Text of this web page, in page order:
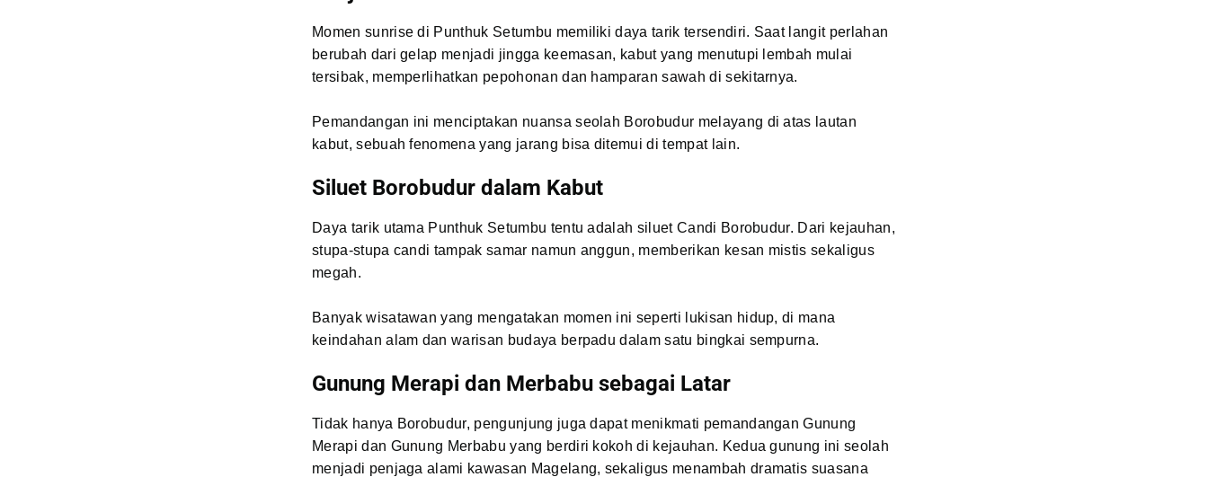
Momen sunrise di Punthuk Setumbu memiliki daya tarik tersendiri. Saat langit perlahan
berubah dari gelap menjadi jingga keemasan, kabut yang menutupi lembah mulai
tersibak, memperlihatkan pepohonan dan hamparan sawah di sekitarnya.
Pemandangan ini menciptakan nuansa seolah Borobudur melayang di atas lautan
kabut, sebuah fenomena yang jarang bisa ditemui di tempat lain.
Siluet Borobudur dalam Kabut
Daya tarik utama Punthuk Setumbu tentu adalah siluet Candi Borobudur. Dari kejauhan,
stupa-stupa candi tampak samar namun anggun, memberikan kesan mistis sekaligus
megah.
Banyak wisatawan yang mengatakan momen ini seperti lukisan hidup, di mana
keindahan alam dan warisan budaya berpadu dalam satu bingkai sempurna.
Gunung Merapi dan Merbabu sebagai Latar
Tidak hanya Borobudur, pengunjung juga dapat menikmati pemandangan Gunung
Merapi dan Gunung Merbabu yang berdiri kokoh di kejauhan. Kedua gunung ini seolah
menjadi penjaga alami kawasan Magelang, sekaligus menambah dramatis suasana